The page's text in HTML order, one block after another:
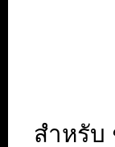
สำหรับ